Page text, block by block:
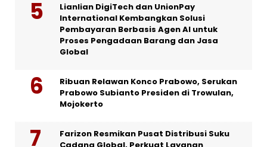
Lianlian DigiTech dan UnionPay
International Kembangkan Solusi
Pembayaran Berbasis Agen AI untuk
Proses Pengadaan Barang dan Jasa
Global
Ribuan Relawan Konco Prabowo, Serukan
Prabowo Subianto Presiden di Trowulan,
Mojokerto
Farizon Resmikan Pusat Distribusi Suku
Cadang Global, Perkuat Layanan